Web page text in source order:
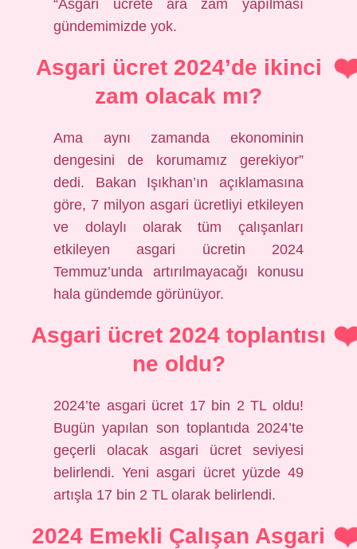
“Asgari ücrete ara zam yapılması
gündemimizde yok.
Asgari ücret 2024’de ikinci
zam olacak mı?
Ama aynı zamanda ekonominin
dengesini de korumamız gerekiyor”
dedi. Bakan Işıkhan’ın açıklamasına
göre, 7 milyon asgari ücretliyi etkileyen
ve dolaylı olarak tüm çalışanları
etkileyen asgari ücretin 2024
Temmuz’unda artırılmayacağı konusu
hala gündemde görünüyor.
Asgari ücret 2024 toplantısı
ne oldu?
2024’te asgari ücret 17 bin 2 TL oldu!
Bugün yapılan son toplantıda 2024’te
geçerli olacak asgari ücret seviyesi
belirlendi. Yeni asgari ücret yüzde 49
artışla 17 bin 2 TL olarak belirlendi.
2024 Emekli Çalışan Asgari